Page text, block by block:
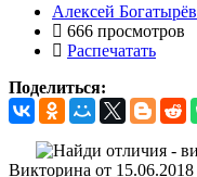
Алексей Богатырёв
666 просмотров
Распечатать
Поделиться:
Викторина от 15.06.2018